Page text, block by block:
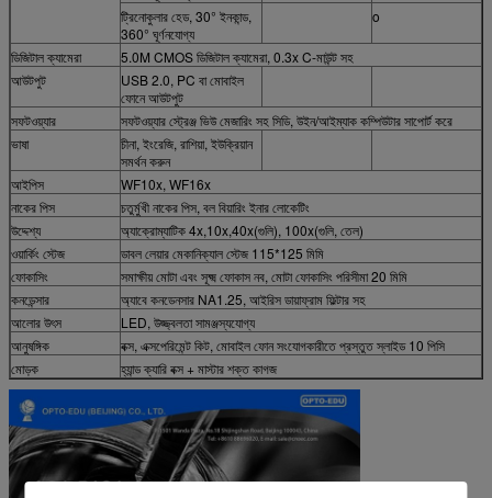
ট্রিনোকুলার হেড, 30° ইনকান্ড,
360° ঘূর্ণনযোগ্য
o
ডিজিটাল ক্যামেরা
5.0M CMOS ডিজিটাল ক্যামেরা, 0.3x C-মাউন্ট সহ
আউটপুট
USB 2.0, PC বা মোবাইল
ফোনে আউটপুট
সফটওয়্যার
সফটওয়্যার স্ট্রেঞ্জ ভিউ মেজারিং সহ সিডি, উইন/আইম্যাক কম্পিউটার সাপোর্ট করে
ভাষা
চীনা, ইংরেজি, রাশিয়া, ইউক্রিয়ান
সমর্থন করুন
আইপিস
WF10x, WF16x
নাকের পিস
চতুর্মুখী নাকের পিস, বল বিয়ারিং ইনার লোকেটিং
উদ্দেশ্য
অ্যাক্রোম্যাটিক 4x,10x,40x(গুলি), 100x(গুলি, তেল)
ওয়ার্কিং স্টেজ
ডাবল লেয়ার মেকানিক্যাল স্টেজ 115*125 মিমি
ফোকাসিং
সমাক্ষীয় মোটা এবং সূক্ষ্ম ফোকাস নব, মোটা ফোকাসিং পরিসীমা 20 মিমি
কনডেন্সার
অ্যাবে কনডেনসার NA1.25, আইরিস ডায়াফ্রাম ফিল্টার সহ
আলোর উৎস
LED, উজ্জ্বলতা সামঞ্জস্যযোগ্য
আনুষঙ্গিক
বক্স, এক্সপেরিমেন্ট কিট, মোবাইল ফোন সংযোগকারীতে প্রস্তুত স্লাইড 10 পিসি
মোড়ক
হ্যান্ড ক্যারি বক্স + মাস্টার শক্ত কাগজ